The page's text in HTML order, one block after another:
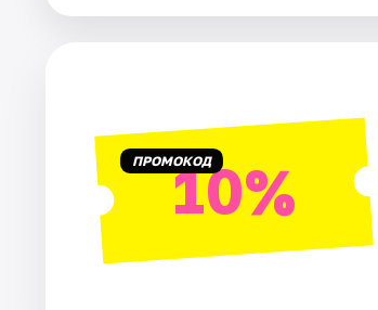
Артисты
Рейтинги
ПРОМОКОД10%